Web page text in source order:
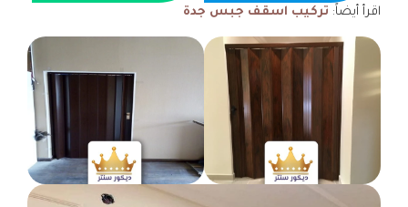
اقرأ أيضاً: تركيب اسقف جبس جدة